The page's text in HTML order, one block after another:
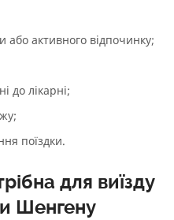
або активного відпочинку;
до лікарні;
поїздки.
для виїзду
Шенгену